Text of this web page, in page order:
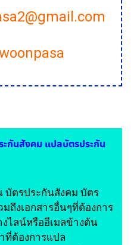
กันสังคม แปลบัตรประกัน
บัตรประกันสังคม บัตร
ถึงเอกสารอื่นๆที่ต้องการ
ไลน์หรืออีเมลข้างต้น
ที่ต้องการแปล